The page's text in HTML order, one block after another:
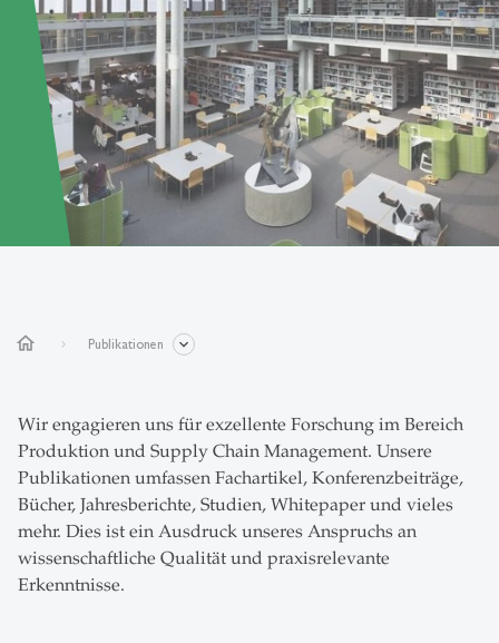
home Publikationen
Wir engagieren uns für exzellente Forschung im Bereich
Produktion und Supply Chain Management. Unsere
Publikationen umfassen Fachartikel, Konferenzbeiträge,
Bücher, Jahresberichte, Studien, Whitepaper und vieles
mehr. Dies ist ein Ausdruck unseres Anspruchs an
wissenschaftliche Qualität und praxisrelevante
Erkenntnisse.